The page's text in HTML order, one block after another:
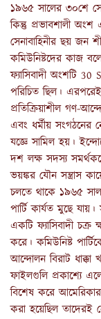
১৯৬৫ সালের ৩০শে
কিন্তু প্রভাবশালী অংশ
সেনাবাহিনীর ছয় জন
কমিউনিষ্টদের কাজ
ফ্যাসিবাদী অংশটি
পরিচিত ছিল। এরপরেই
প্রতিক্রিয়াশীল গণ-
এবং ধর্মীয় সংগঠনের
যজ্ঞে সামিল হয়।
দশ লক্ষ সদস্য
ভয়ঙ্কর যৌন সন্ত্রাস
চলতে থাকে ১৯৬৫
পার্টি কার্যত মুছে
একটি ফ্যাসিবাদী চক্র
করে। কমিউনিষ্ট
আন্দোলন বিরাট
ফাইলগুলি প্রকাশ্যে এলে
বিশেষ করে
করা হয়েছিল তাদেরই